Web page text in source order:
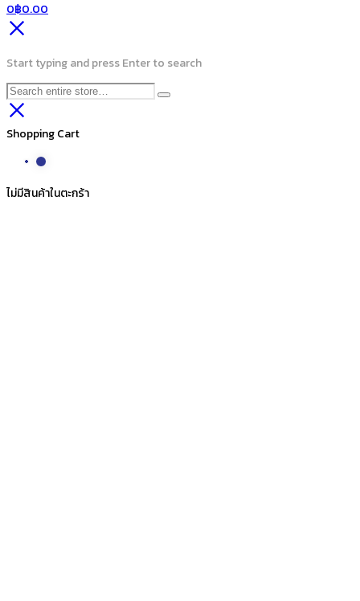
0฿0.00
Start typing and press Enter to search
Shopping Cart
ไม่มีสินค้าในตะกร้า